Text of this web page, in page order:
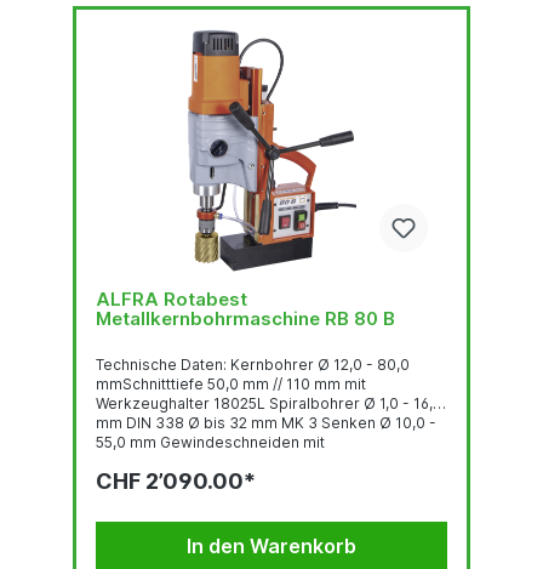
ALFRA Rotabest
Metallkernbohrmaschine RB 80 B
Technische Daten: Kernbohrer Ø 12,0 - 80,0
mmSchnitttiefe 50,0 mm // 110 mm mit
Werkzeughalter 18025L Spiralbohrer Ø 1,0 - 16,0
mm DIN 338 Ø bis 32 mm MK 3 Senken Ø 10,0 -
55,0 mm Gewindeschneiden mit
MK3 Hub 190 mm Höhenverstellung 100 mm 4-
Stufe 175 U/min. 3. Stufe 245 U/min 4. Stufe 385
U/min Leistungsaufnahme 1.800 W Spannung 230
V 50/60 Hz Tool...
CHF 2’090.00*
In den Warenkorb